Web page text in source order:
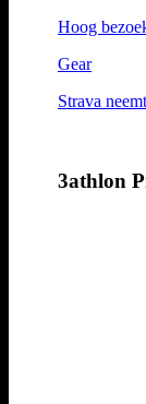
Hoog
Gear
Strava
3athlon